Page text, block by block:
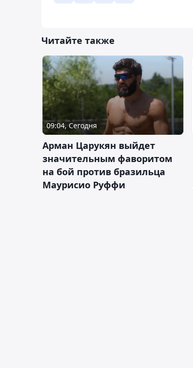
Читайте также
09:04, Сегодня
Арман Царукян выйдет
значительным фаворитом
на бой против бразильца
Маурисио Руффи